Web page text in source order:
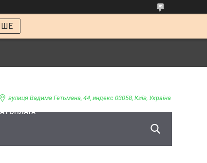
вулиця Вадима Гетьмана, 44, индекс 03058, Київ, Україна
І ОПЛАТА